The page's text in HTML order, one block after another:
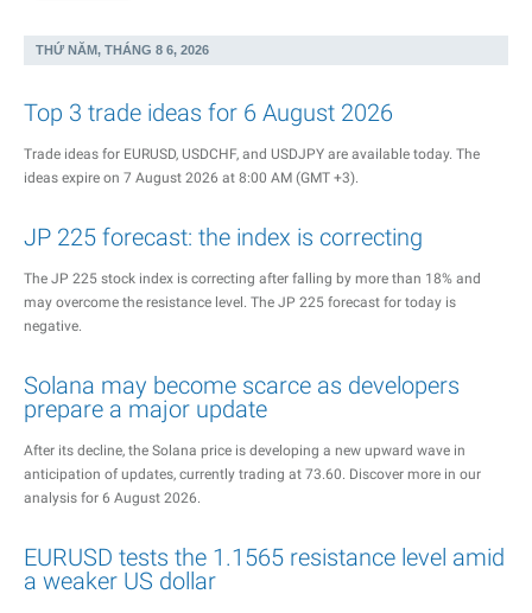
THỨ NĂM, THÁNG 8 6, 2026
Top 3 trade ideas for 6 August 2026
Trade ideas for EURUSD, USDCHF, and USDJPY are available today. The
ideas expire on 7 August 2026 at 8:00 AM (GMT +3).
JP 225 forecast: the index is correcting
The JP 225 stock index is correcting after falling by more than 18% and
may overcome the resistance level. The JP 225 forecast for today is
negative.
Solana may become scarce as developers
prepare a major update
After its decline, the Solana price is developing a new upward wave in
anticipation of updates, currently trading at 73.60. Discover more in our
analysis for 6 August 2026.
EURUSD tests the 1.1565 resistance level amid
a weaker US dollar